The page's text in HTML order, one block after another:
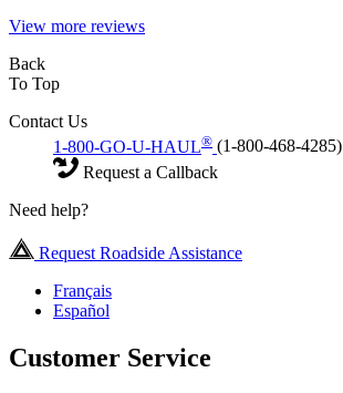
View more reviews
Back
To Top
Contact Us
1-800-GO-U-HAUL® (1-800-468-4285)
Request a Callback
Need help?
Request Roadside Assistance
Français
Español
Customer Service